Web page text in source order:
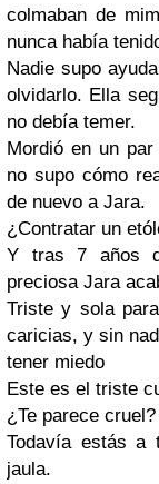
colmaban de
nunca había
Nadie supo
olvidarlo. Ella
no debía temer.
Mordió en un
no supo cómo
de nuevo a Jara.
¿Contratar un
Y tras 7 años
preciosa Jara
Triste y sola
caricias, y sin
tener miedo
Este es el triste
¿Te parece
Todavía estás a
jaula.